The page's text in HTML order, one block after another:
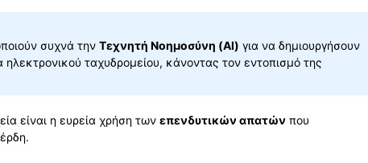
συχνά την Τεχνητή Νοημοσύνη (AI) για να δημιουργήσουν
ταχυδρομείου, κάνοντας τον εντοπισμό της
είναι η ευρεία χρήση των επενδυτικών απατών που